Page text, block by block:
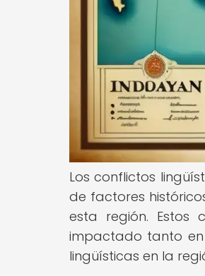
Los conflictos
de factores
esta región. Estos
impactado tanto
lingüísticas en la